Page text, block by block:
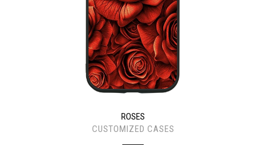
ROSES
CUSTOMIZED CASES